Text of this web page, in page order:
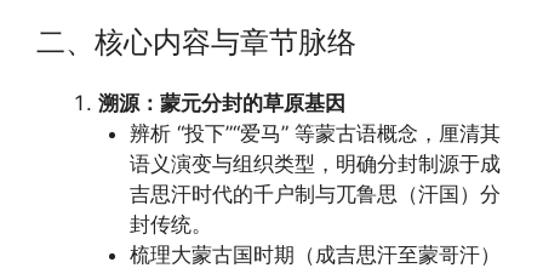
二、核心内容与章节脉络
溯源：蒙元分封的草原基因
辨析 “投下”“爱马” 等蒙古语概念，厘清其
语义演变与组织类型，明确分封制源于成
吉思汗时代的千户制与兀鲁思（汗国）分
封传统。
梳理大蒙古国时期（成吉思汗至蒙哥汗）